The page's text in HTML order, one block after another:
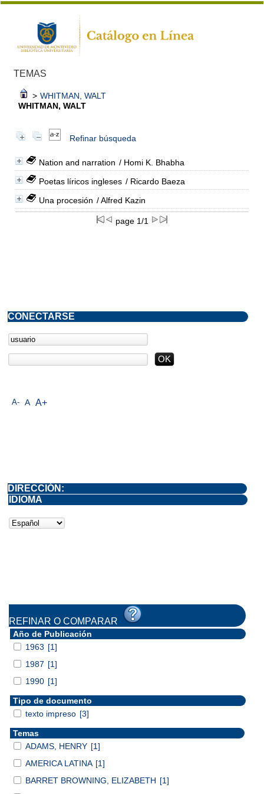
TEMAS
> WHITMAN, WALT
WHITMAN, WALT
Refinar búsqueda
Nation and narration / Homi K. Bhabha
Poetas líricos ingleses / Ricardo Baeza
Una procesión / Alfred Kazin
page 1/1
A- A A+
CONECTARSE
DIRECCIÓN:
IDIOMA
REFINAR O COMPARAR
Año de Publicación
1963 [1]
1987 [1]
1990 [1]
Tipo de documento
texto impreso [3]
Temas
ADAMS, HENRY [1]
AMERICA LATINA [1]
BARRET BROWNING, ELIZABETH [1]